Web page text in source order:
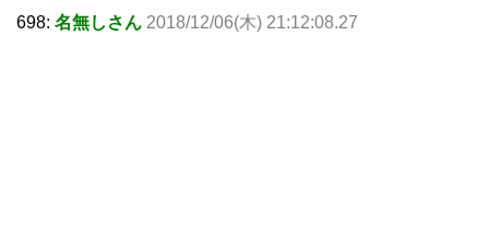
698: 名無しさん 2018/12/06(木) 21:12:08.27